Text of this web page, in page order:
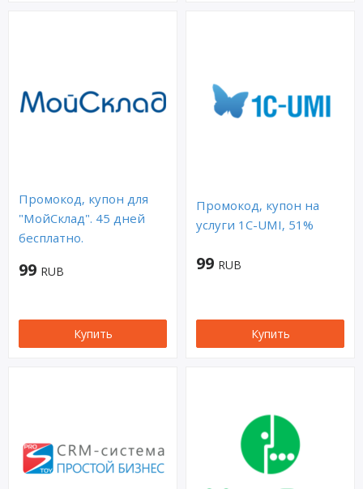
Промокод, купон для
"МойСклад". 45 дней
бесплатно.
99 RUB
Купить
Промокод, купон на
услуги 1C-UMI, 51%
99 RUB
Купить